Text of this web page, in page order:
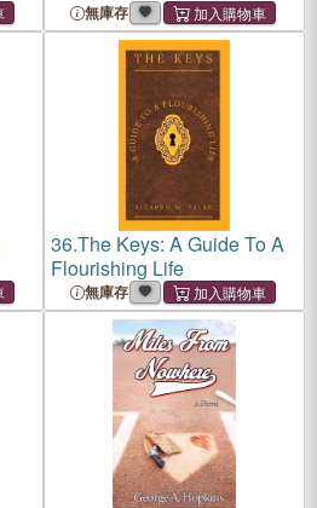
無庫存
36.The Keys: A Guide To A
Flourishing Life
無庫存